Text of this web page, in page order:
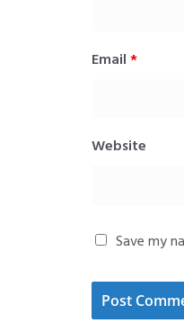
Email *
Website
Save my